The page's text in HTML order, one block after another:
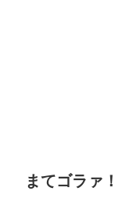
まてゴラァ！